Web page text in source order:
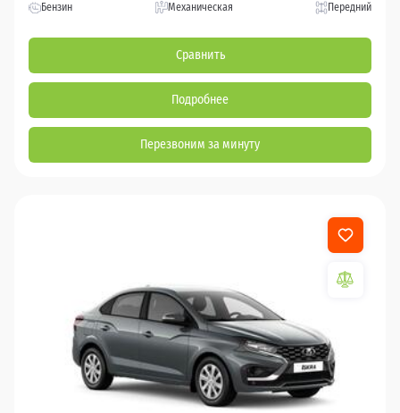
Бензин Механическая Передний
Сравнить
Подробнее
Перезвоним за минуту